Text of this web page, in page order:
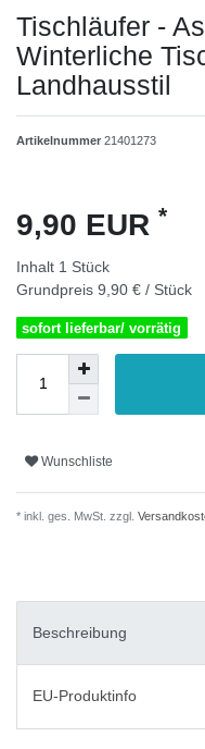
Tischläufer -
Winterliche
Landhausstil
Artikelnummer 21401273
9,90 EUR *
Inhalt 1 Stück
Grundpreis 9,90 € / Stück
sofort lieferbar/ vorrätig
Wunschliste
* inkl. ges. MwSt. zzgl.
Beschreibung
EU-Produktinfo